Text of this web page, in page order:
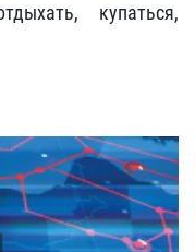
купаться,